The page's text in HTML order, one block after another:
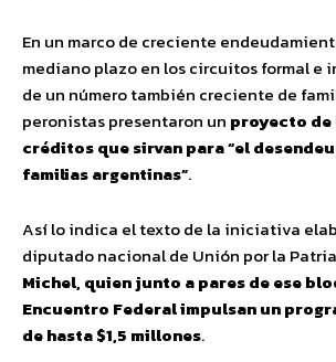
En un marco de creciente
mediano plazo en los circuitos formal e
de un número también creciente de
peronistas presentaron un proyecto
créditos que sirvan para “el
familias argentinas”.
Así lo indica el texto de la iniciativa
diputado nacional de Unión por la
Michel, quien junto a pares de ese
Encuentro Federal impulsan un
de hasta $1,5 millones.